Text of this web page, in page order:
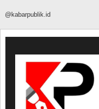
@kabarpublik.id